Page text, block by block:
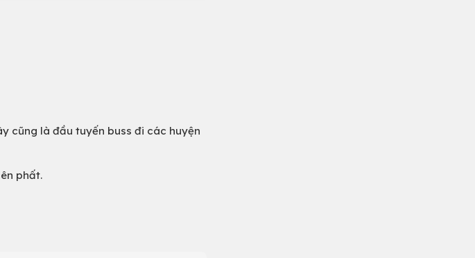
cũng là đầu tuyến buss đi các huyện
phất.